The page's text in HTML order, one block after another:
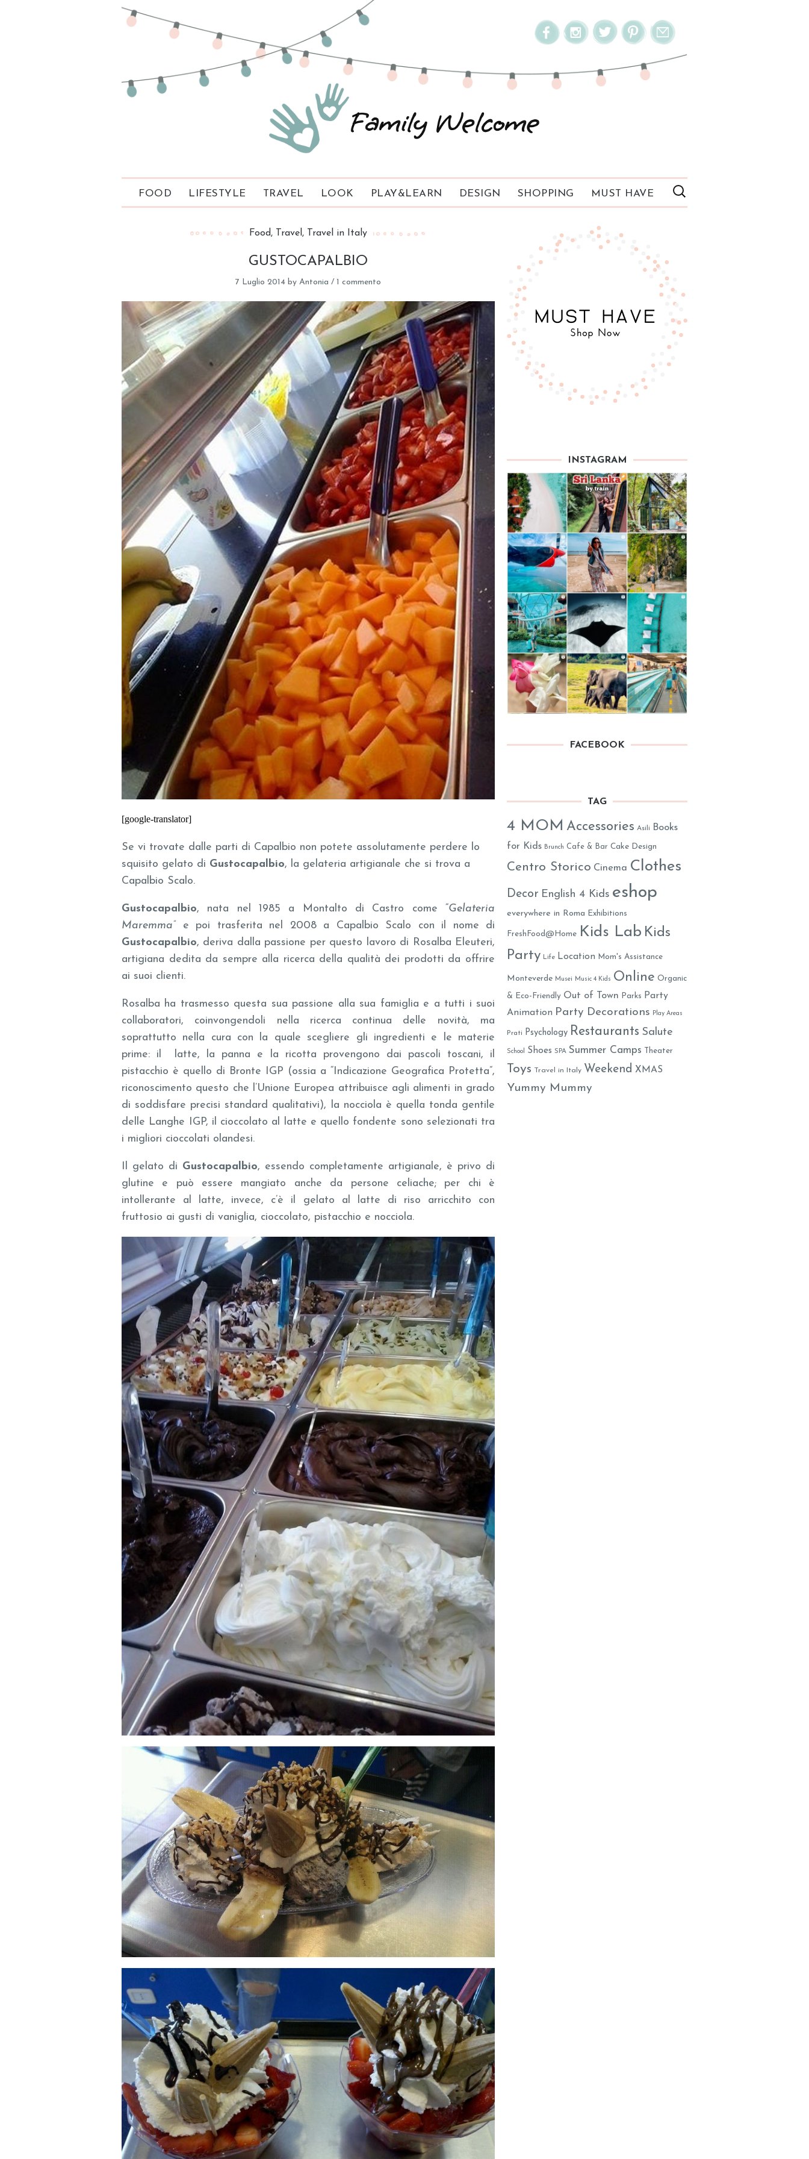
FOOD LIFESTYLE TRAVEL LOOK PLAY&LEARN DESIGN SHOPPING MUST HAVE
Food Travel Travel in Italy
GUSTOCAPALBIO
7 Luglio 2014 by Antonia / 1 commento
[google-translator]
Se vi trovate dalle parti di Capalbio non potete assolutamente perdere lo
squisito gelato di Gustocapalbio, la gelateria artigianale che si trova a
Capalbio Scalo.
Gustocapalbio, nata nel 1985 a Montalto di Castro come “Gelateria
Maremma”
e poi trasferita nel 2008 a Capalbio Scalo con il nome di
Gustocapalbio, deriva dalla passione per questo lavoro di Rosalba Eleuteri,
artigiana dedita da sempre alla ricerca della qualità dei prodotti da offrire
ai suoi clienti.
Rosalba ha trasmesso questa sua passione alla sua famiglia e a tutti i suoi
collaboratori, coinvongendoli nella ricerca continua delle novità, ma
soprattutto nella cura con la quale scegliere gli ingredienti e le materie
prime: il latte, la panna e la ricotta provengono dai pascoli toscani, il
pistacchio è quello di Bronte IGP (ossia a “Indicazione Geografica Protetta”,
riconoscimento questo che l’Unione Europea attribuisce agli alimenti in grado
di soddisfare precisi standard qualitativi), la nocciola è quella tonda gentile
delle Langhe IGP, il cioccolato al latte e quello fondente sono selezionati tra
i migliori cioccolati olandesi.
Il gelato di Gustocapalbio, essendo completamente artigianale, è privo di
glutine e può essere mangiato anche da persone celiache; per chi è
intollerante al latte, invece, c’è il gelato al latte di riso arricchito con
fruttosio ai gusti di vaniglia, cioccolato, pistacchio e nocciola.
INSTAGRAM
FACEBOOK
TAG
4 MOM Accessories Asili
Books
for Kids Brunch Cafe & Bar Cake Design
Centro Storico Cinema Clothes
Decor English 4 Kids eshop
everywhere in Roma Exhibitions
FreshFood@Home Kids Lab Kids
Party Life Location Mom's Assistance
Monteverde Musei Music 4 Kids Online Organic
& Eco-Friendly Out of Town Parks
Party
Animation Party Decorations Play Areas
Prati Psychology Restaurants Salute
School Shoes SPA Summer Camps Theater
Toys Travel in Italy Weekend XMAS
Yummy Mummy